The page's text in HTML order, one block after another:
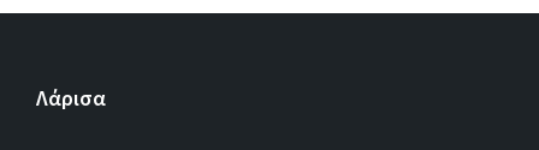
Λάρισα